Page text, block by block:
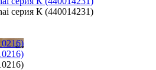
серия К (440014231)